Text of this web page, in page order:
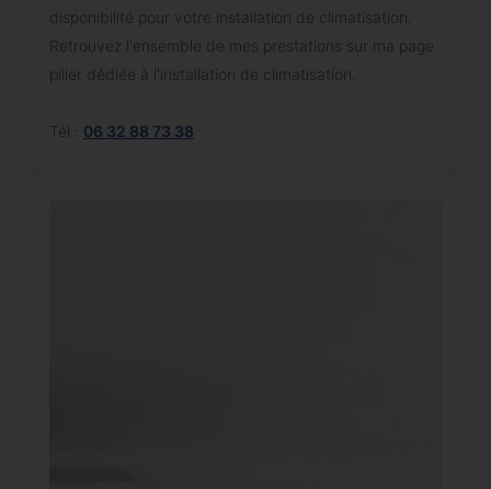
disponibilité pour votre installation de climatisation.
Retrouvez l'ensemble de mes prestations sur ma page
pilier dédiée à l'installation de climatisation.
Tél : 06 32 88 73 38